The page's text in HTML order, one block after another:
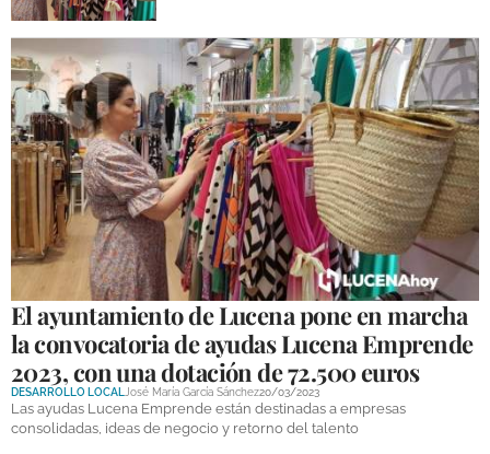
El ayuntamiento de Lucena pone en marcha
la convocatoria de ayudas Lucena Emprende
2023, con una dotación de 72.500 euros
DESARROLLO LOCALJosé María García Sánchez20/03/2023
Las ayudas Lucena Emprende están destinadas a empresas
consolidadas, ideas de negocio y retorno del talento